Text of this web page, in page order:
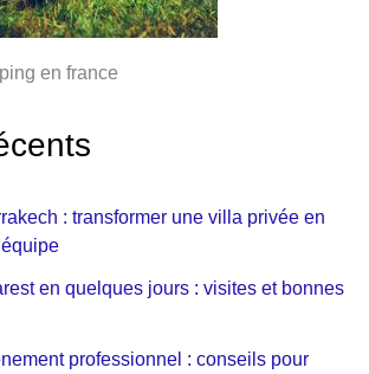
en france
: transformer une villa privée en
en quelques jours : visites et bonnes
professionnel : conseils pour